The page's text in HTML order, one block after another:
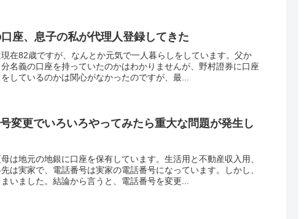
座、息子の私が代理人登録してきた
在82歳ですが、なんとか元気で一人暮らしをしています。父か
名義の口座を持っていたのかはわかりませんが、野村證券に口座
しているのかは関心がなかったのですが、最...
変更でいろいろやってみたら重大な問題が発生し
は地元の地銀に口座を保有しています。生活用と不動産収入用、
は実家で、電話番号は実家の電話番号になっています。しかし、
いました。結論から言うと、電話番号を変更...